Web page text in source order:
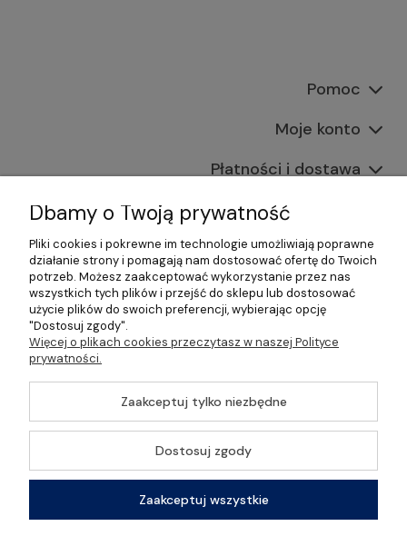
Pomoc
Moje konto
Płatności i dostawa
Informacje
O nas
©2026 Wszelkie Prawa Zastrzeżone | Gastrosklep |
Wyposażenie gastronomii, restauracji oraz barów
Szablon Master byEcommercy
Pokaż pełną wersję strony
Sklep internetowy Shoper Premium
Dbamy o Twoją prywatność
Pliki cookies i pokrewne im technologie umożliwiają poprawne
działanie strony i pomagają nam dostosować ofertę do Twoich
potrzeb. Możesz zaakceptować wykorzystanie przez nas
wszystkich tych plików i przejść do sklepu lub dostosować
użycie plików do swoich preferencji, wybierając opcję
"Dostosuj zgody".
Więcej o plikach cookies przeczytasz w naszej Polityce
prywatności.
Zaakceptuj tylko niezbędne
Dostosuj zgody
Zaakceptuj wszystkie